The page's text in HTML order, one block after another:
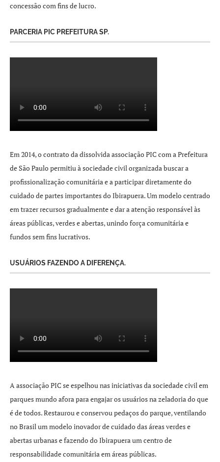
concessão com fins de lucro.
PARCERIA PIC PREFEITURA SP.
Em 2014, o contrato da dissolvida associação PIC com a Prefeitura
de São Paulo permitiu à sociedade civil organizada buscar a
profissionalização comunitária e a participar diretamente do
cuidado de partes importantes do Ibirapuera. Um modelo centrado
em trazer recursos gradualmente e dar a atenção responsável às
áreas públicas, verdes e abertas, unindo força comunitária e
fundos sem fins lucrativos.
USUÁRIOS FAZENDO A DIFERENÇA.
A associação PIC se espelhou nas iniciativas da sociedade civil em
parques mundo afora para engajar os usuários na zeladoria do que
é de todos. Restaurou e conservou pedaços do parque, ventilando
no Brasil um modelo inovador de cuidado das áreas verdes e
abertas urbanas e fazendo do Ibirapuera um centro de
responsabilidade comunitária em áreas públicas.